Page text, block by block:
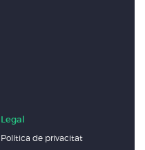
Legal
Política de privacitat